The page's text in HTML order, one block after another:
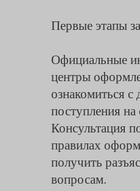
Первые этапы
Официальные
центры
ознакомиться
поступления
Консультация
правилах
получить
вопросам.